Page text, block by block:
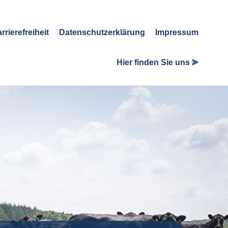
Impressum
Datenschutzerklärung
Hier finden Sie uns ⪢